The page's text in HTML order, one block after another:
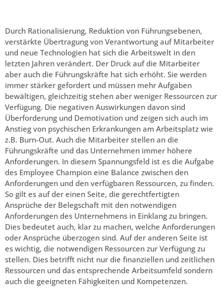
Durch Rationalisierung, Reduktion von Führungsebenen,
verstärkte Übertragung von Verantwortung auf Mitarbeiter
und neue Technologien hat sich die Arbeitswelt in den
letzten Jahren verändert. Der Druck auf die Mitarbeiter
aber auch die Führungskräfte hat sich erhöht. Sie werden
immer stärker gefordert und müssen mehr Aufgaben
bewältigen, gleichzeitig stehen aber weniger Ressourcen zur
Verfügung. Die negativen Auswirkungen davon sind
Überforderung und Demotivation und zeigen sich auch im
Anstieg von psychischen Erkrankungen am Arbeitsplatz wie
z.B. Burn-Out. Auch die Mitarbeiter stellen an die
Führungskräfte und das Unternehmen immer höhere
Anforderungen. In diesem Spannungsfeld ist es die Aufgabe
des Employee Champion eine Balance zwischen den
Anforderungen und den verfügbaren Ressourcen, zu finden.
So gilt es auf der einen Seite, die gerechtfertigten
Ansprüche der Belegschaft mit den notwendigen
Anforderungen des Unternehmens in Einklang zu bringen.
Dies bedeutet auch, klar zu machen, welche Anforderungen
oder Ansprüche überzogen sind. Auf der anderen Seite ist
es wichtig, die notwendigen Ressourcen zur Verfügung zu
stellen. Dies betrifft nicht nur die finanziellen und zeitlichen
Ressourcen und das entsprechende Arbeitsumfeld sondern
auch die geeigneten Fähigkeiten und Kompetenzen.